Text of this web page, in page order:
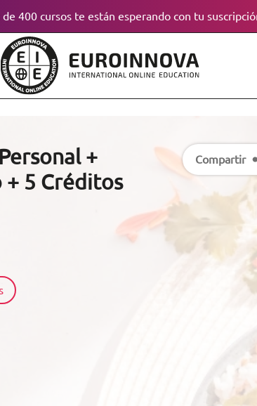
de 400 cursos te están esperando con tu
+
5 Créditos
Compartir